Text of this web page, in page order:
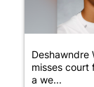
Deshawndre
misses court
a we...